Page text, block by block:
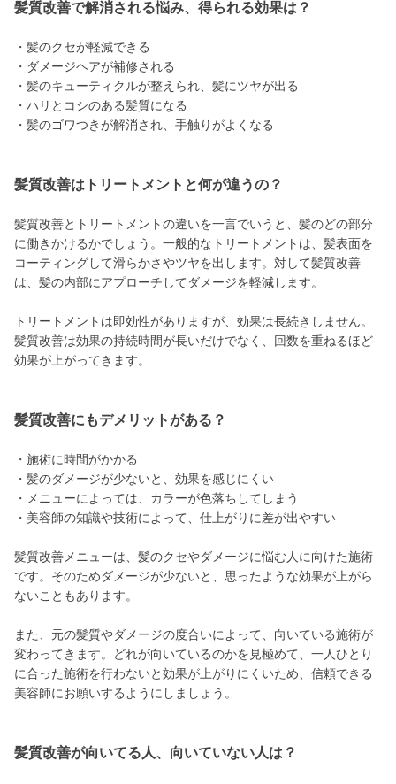
髪質改善で解消される悩み、得られる効果は？
・髪のクセが軽減できる
・ダメージヘアが補修される
・髪のキューティクルが整えられ、髪にツヤが出る
・ハリとコシのある髪質になる
・髪のゴワつきが解消され、手触りがよくなる
髪質改善はトリートメントと何が違うの？
髪質改善とトリートメントの違いを一言でいうと、髪のどの部分
に働きかけるかでしょう。一般的なトリートメントは、髪表面を
コーティングして滑らかさやツヤを出します。対して髪質改善
は、髪の内部にアプローチしてダメージを軽減します。
トリートメントは即効性がありますが、効果は長続きしません。
髪質改善は効果の持続時間が長いだけでなく、回数を重ねるほど
効果が上がってきます。
髪質改善にもデメリットがある？
・施術に時間がかかる
・髪のダメージが少ないと、効果を感じにくい
・メニューによっては、カラーが色落ちしてしまう
・美容師の知識や技術によって、仕上がりに差が出やすい
髪質改善メニューは、髪のクセやダメージに悩む人に向けた施術
です。そのためダメージが少ないと、思ったような効果が上がら
ないこともあります。
また、元の髪質やダメージの度合いによって、向いている施術が
変わってきます。どれが向いているのかを見極めて、一人ひとり
に合った施術を行わないと効果が上がりにくいため、信頼できる
美容師にお願いするようにしましょう。
髪質改善が向いてる人、向いていない人は？